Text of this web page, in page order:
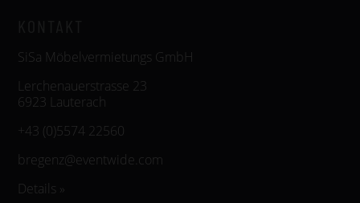
SiSa Möbelvermietungs GmbH
Lerchenauerstrasse 23
6923 Lauterach
+43 (0)5574 22560
bregenz@eventwide.com
Details »